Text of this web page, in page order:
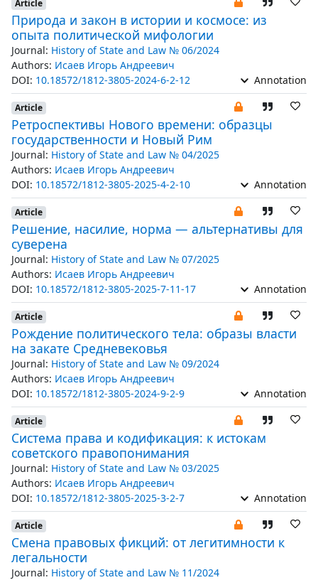
Article
Природа и закон в истории и космосе: из
опыта политической мифологии
Journal: History of State and Law № 06/2024
Authors: Исаев Игорь Андреевич
DOI: 10.18572/1812-3805-2024-6-2-12 Annotation
Article
Ретроспективы Нового времени: образцы
государственности и Новый Рим
Journal: History of State and Law № 04/2025
Authors: Исаев Игорь Андреевич
DOI: 10.18572/1812-3805-2025-4-2-10 Annotation
Article
Решение, насилие, норма — альтернативы для
суверена
Journal: History of State and Law № 07/2025
Authors: Исаев Игорь Андреевич
DOI: 10.18572/1812-3805-2025-7-11-17 Annotation
Article
Рождение политического тела: образы власти
на закате Средневековья
Journal: History of State and Law № 09/2024
Authors: Исаев Игорь Андреевич
DOI: 10.18572/1812-3805-2024-9-2-9 Annotation
Article
Система права и кодификация: к истокам
советского правопонимания
Journal: History of State and Law № 03/2025
Authors: Исаев Игорь Андреевич
DOI: 10.18572/1812-3805-2025-3-2-7 Annotation
Article
Смена правовых фикций: от легитимности к
легальности
Journal: History of State and Law № 11/2024